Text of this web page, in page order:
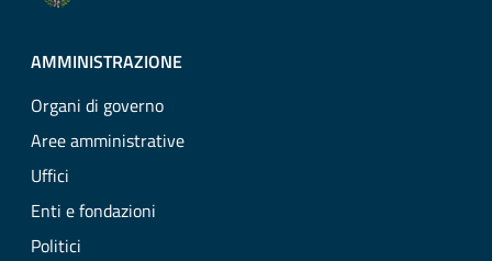
AMMINISTRAZIONE
Organi di governo
Aree amministrative
Uffici
Enti e fondazioni
Politici